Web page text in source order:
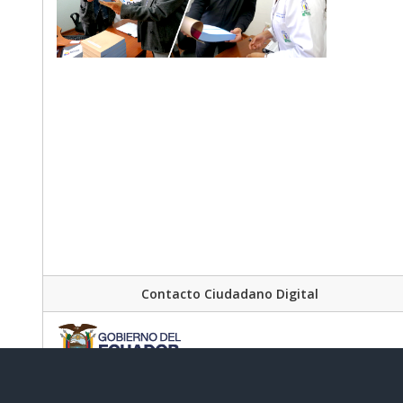
Contacto Ciudadano Digital